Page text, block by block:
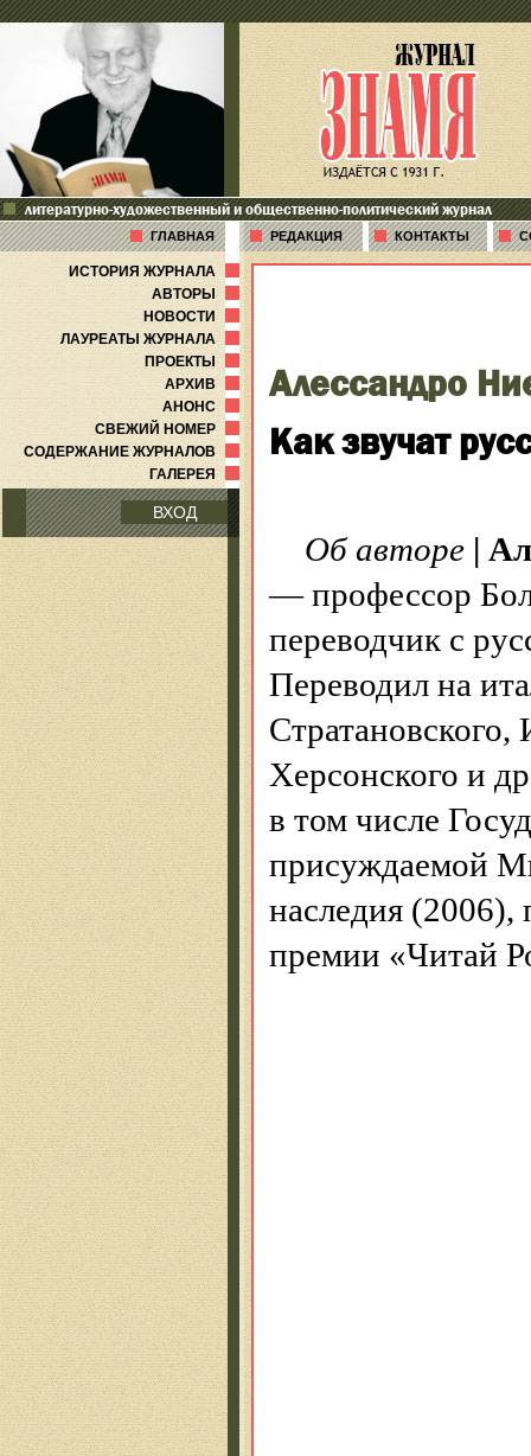
литературно-художественный и общественно-политический журнал
ГЛАВНАЯ РЕДАКЦИЯ КОНТАКТЫ
ИСТОРИЯ ЖУРНАЛА
АВТОРЫ
НОВОСТИ
ЛАУРЕАТЫ ЖУРНАЛА
ПРОЕКТЫ
АРХИВ
АНОНС
СВЕЖИЙ НОМЕР
СОДЕРЖАНИЕ ЖУРНАЛОВ
ГАЛЕРЕЯ
ВХОД
Алессандро
Как звучат
Об авторе |
— профессор
переводчик с
Переводил на
Херсонского и
в том числе
присуждаемой
наследия
премии «Читай